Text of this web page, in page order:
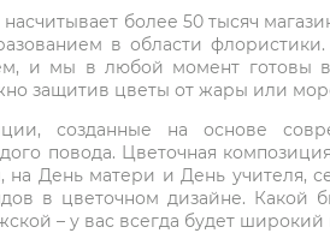
более 50 тысяч
в области
и мы в любой момент готовы
защитив цветы от жары или
созданные на основе
повода. Цветочная
День матери и День учителя,
в цветочном дизайне.
– у вас всегда будет